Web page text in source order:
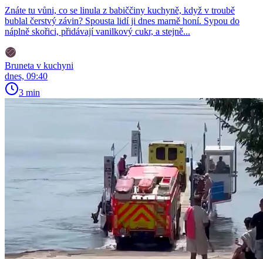
Znáte tu vůni, co se linula z babiččiny kuchyně, když v troubě
bublal čerstvý závin? Spousta lidí ji dnes marně honí. Sypou do
náplně skořici, přidávají vanilkový cukr, a stejně...
Bruneta v kuchyni
dnes, 09:40
3 min